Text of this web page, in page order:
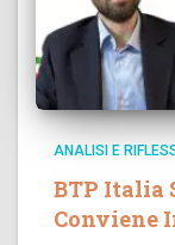
ANALISI E
BTP Italia
Conviene